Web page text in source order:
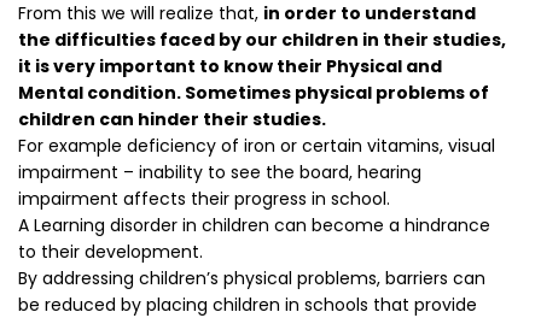
From this we will realize that, in order to understand
the difficulties faced by our children in their studies,
it is very important to know their Physical and
Mental condition. Sometimes physical problems of
children can hinder their studies.
For example deficiency of iron or certain vitamins, visual
impairment – inability to see the board, hearing
impairment affects their progress in school.
A Learning disorder in children can become a hindrance
to their development.
By addressing children’s physical problems, barriers can
be reduced by placing children in schools that provide